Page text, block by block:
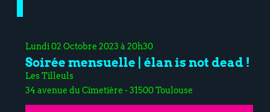
Lundi 02 Octobre 2023 à 20h30
Soirée mensuelle | élan is not dead !
Les Tilleuls
34 avenue du Cimetière - 31500 Toulouse